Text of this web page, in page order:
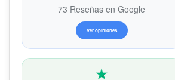
73 Reseñas en Google
Ver opiniones